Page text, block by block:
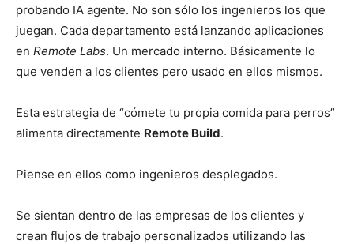
probando IA agente. No son sólo los ingenieros los que
juegan. Cada departamento está lanzando aplicaciones
en Remote Labs. Un mercado interno. Básicamente lo
que venden a los clientes pero usado en ellos mismos.
Esta estrategia de “cómete tu propia comida para perros”
alimenta directamente Remote Build.
Piense en ellos como ingenieros desplegados.
Se sientan dentro de las empresas de los clientes y
crean flujos de trabajo personalizados utilizando las